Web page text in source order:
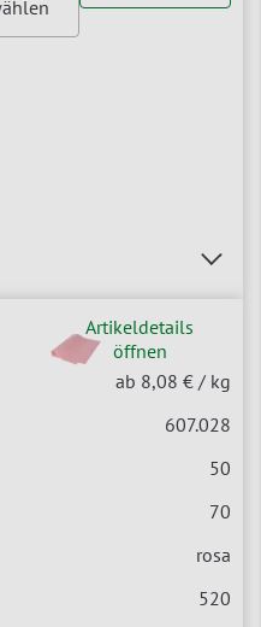
Artikeldetails
öffnen
ab 8,08 € / kg
607.028
50
70
rosa
520